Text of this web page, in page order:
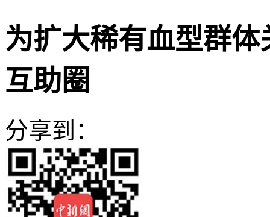
为扩大稀有血型群
互助圈
分享到：